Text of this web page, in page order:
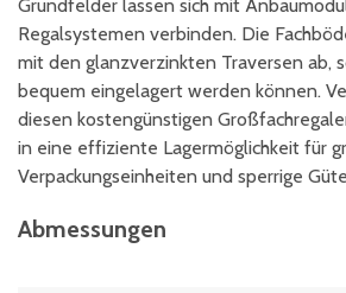
Grundfelder lassen sich mit
Regalsystemen verbinden. Die
mit den glanzverzinkten Traversen ab,
bequem eingelagert werden können.
diesen kostengünstigen
in eine effiziente Lagermöglichkeit für
Verpackungseinheiten und sperrige
Abmessungen